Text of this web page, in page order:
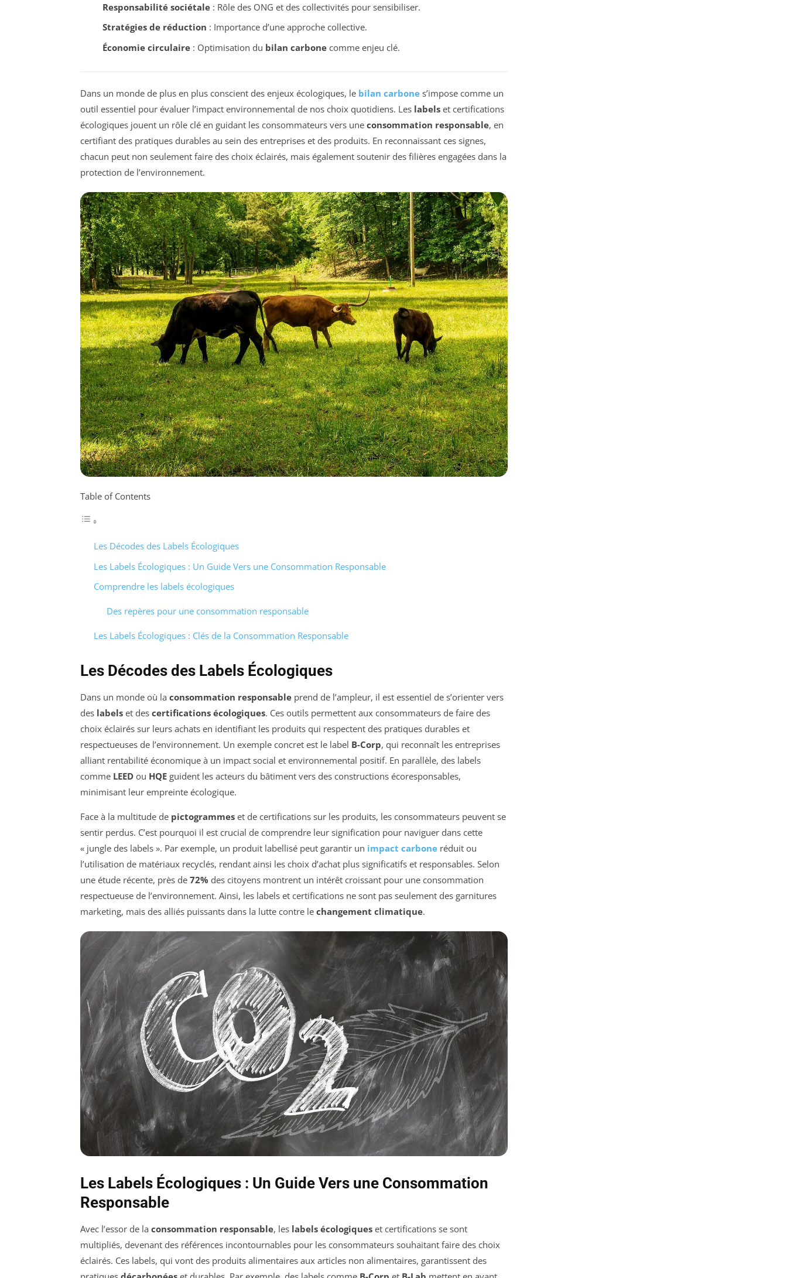
Responsabilité sociétale: Rôle des ONG et des collectivités pour sensibiliser.
Stratégies de réduction : Importance d’une approche collective.
Économie circulaire: Optimisation du bilan carbonecomme enjeu clé.
Dans un monde de plus en plus conscient des enjeux écologiques, le bilan carbone s’impose comme un
outil essentiel pour évaluer l’impact environnemental de nos choix quotidiens. Les labels et certifications
écologiques jouent un rôle clé en guidant les consommateurs vers une consommation responsable, en
certifiant des pratiques durables au sein des entreprises et des produits. En reconnaissant ces signes,
chacun peut non seulement faire des choix éclairés, mais également soutenir des filières engagées dans la
protection de l’environnement.
Table of Contents
Les Décodes des Labels Écologiques
Les Labels Écologiques : Un Guide Vers une Consommation Responsable
Comprendre les labels écologiques
Des repères pour une consommation responsable
Les Labels Écologiques : Clés de la Consommation Responsable
Les Décodes des Labels Écologiques
Dans un monde où la consommation responsable prend de l’ampleur, il est essentiel de s’orienter vers
des labels et des certifications écologiques. Ces outils permettent aux consommateurs de faire des
choix éclairés sur leurs achats en identifiant les produits qui respectent des pratiques durables et
respectueuses de l’environnement. Un exemple concret est le label B-Corp, qui reconnaît les entreprises
alliant rentabilité économique à un impact social et environnemental positif. En parallèle, des labels
comme LEED ou HQE guident les acteurs du bâtiment vers des constructions écoresponsables,
minimisant leur empreinte écologique.
Face à la multitude de pictogrammes et de certifications sur les produits, les consommateurs peuvent se
sentir perdus. C’est pourquoi il est crucial de comprendre leur signification pour naviguer dans cette
« jungle des labels ». Par exemple, un produit labellisé peut garantir un impact carbone réduit ou
l’utilisation de matériaux recyclés, rendant ainsi les choix d’achat plus significatifs et responsables. Selon
une étude récente, près de 72% des citoyens montrent un intérêt croissant pour une consommation
respectueuse de l’environnement. Ainsi, les labels et certifications ne sont pas seulement des garnitures
marketing, mais des alliés puissants dans la lutte contre le changement climatique.
Les Labels Écologiques : Un Guide Vers une Consommation
Responsable
Avec l’essor de la consommation responsable, les labels écologiques et certifications se sont
multipliés, devenant des références incontournables pour les consommateurs souhaitant faire des choix
éclairés. Ces labels, qui vont des produits alimentaires aux articles non alimentaires, garantissent des